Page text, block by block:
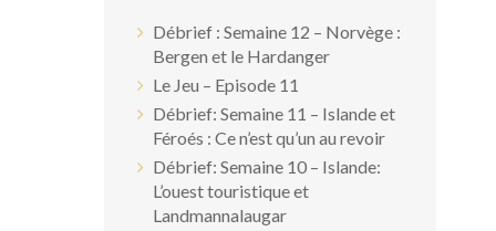
Débrief : Semaine 12 – Norvège :
Bergen et le Hardanger
Le Jeu – Episode 11
Débrief: Semaine 11 – Islande et
Féroés : Ce n’est qu’un au revoir
Débrief: Semaine 10 – Islande:
L’ouest touristique et
Landmannalaugar